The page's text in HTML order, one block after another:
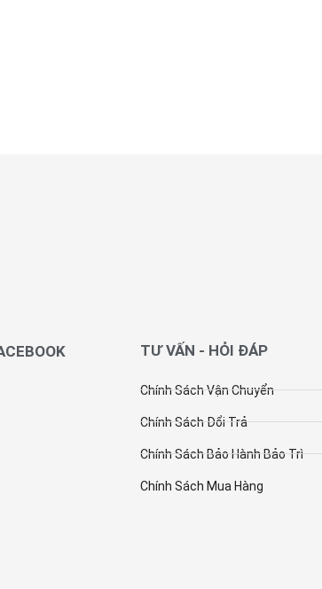
TƯ VẤN - HỎI ĐÁP
Chính Sách Vận Chuyển
Chính Sách Đổi Trả
Chính Sách Bảo Hành Bảo Trì
Chính Sách Mua Hàng